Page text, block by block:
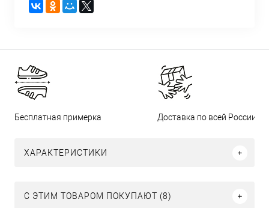
Бесплатная примерка Доставка по всей России
ХАРАКТЕРИСТИКИ
С ЭТИМ ТОВАРОМ ПОКУПАЮТ (8)